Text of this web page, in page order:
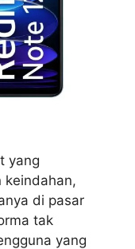
yang
keindahan,
di pasar
tak
yang